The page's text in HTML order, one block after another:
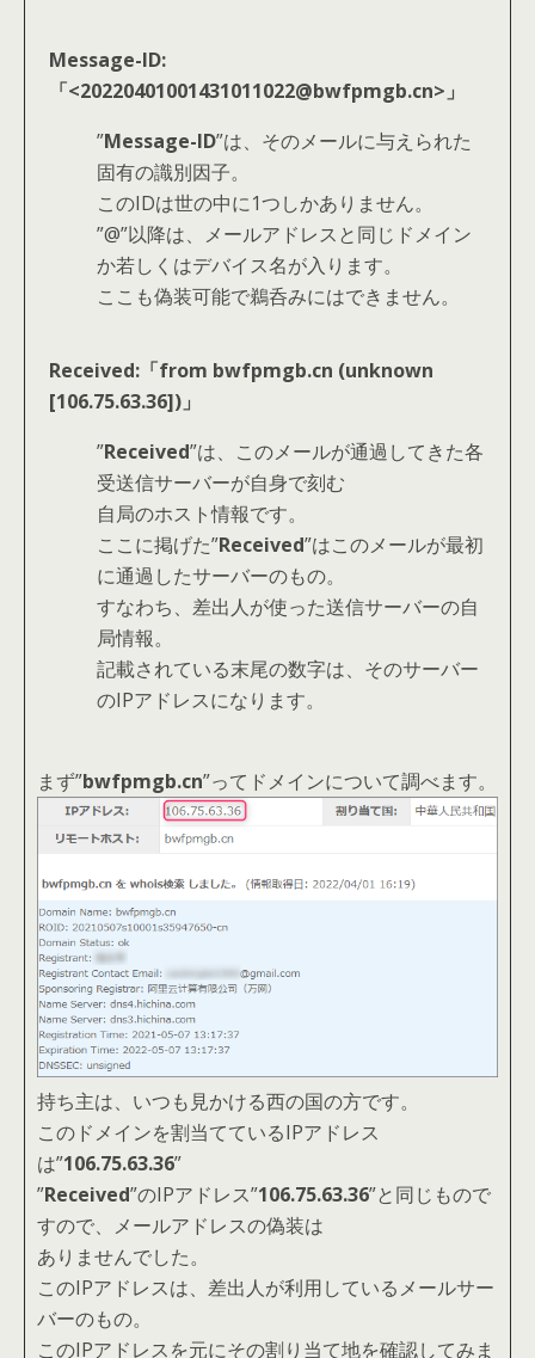
Message-ID:
「<20220401001431011022@bwfpmgb.cn>」
”Message-ID”は、そのメールに与えられた
固有の識別因子。
このIDは世の中に1つしかありません。
”@”以降は、メールアドレスと同じドメイン
か若しくはデバイス名が入ります。
ここも偽装可能で鵜呑みにはできません。
Received:「from bwfpmgb.cn (unknown
[106.75.63.36])」
”Received”は、このメールが通過してきた各
受送信サーバーが自身で刻む
自局のホスト情報です。
ここに掲げた”Received”はこのメールが最初
に通過したサーバーのもの。
すなわち、差出人が使った送信サーバーの自
局情報。
記載されている末尾の数字は、そのサーバー
のIPアドレスになります。
まず”bwfpmgb.cn”ってドメインについて調べます。
持ち主は、いつも見かける西の国の方です。
このドメインを割当てているIPアドレス
は”106.75.63.36”
”Received”のIPアドレス”106.75.63.36”と同じもので
すので、メールアドレスの偽装は
ありませんでした。
このIPアドレスは、差出人が利用しているメールサー
バーのもの。
このIPアドレスを元にその割り当て地を確認してみま